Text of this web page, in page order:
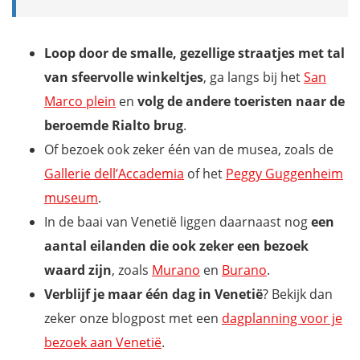
Loop door de smalle, gezellige straatjes met tal
van sfeervolle winkeltjes, ga langs bij hetSan
Marco plein en volg de andere toeristen naar de
beroemde Rialto brug.
Of bezoek ook zeker één van de musea, zoals de
Gallerie dell’Accademia of het Peggy Guggenheim
museum.
In de baai van Venetië liggen daarnaast nogeen
aantal eilanden die ook zeker een bezoek
waard zijn, zoals Murano en Burano.
Verblijf je maar één dag in Venetië? Bekijk dan
zeker onze blogpost met een dagplanning voor je
bezoek aan Venetië.